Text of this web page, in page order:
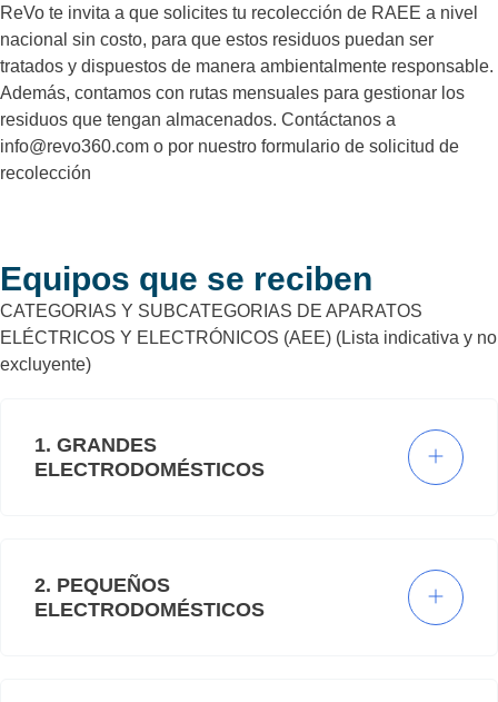
ReVo te invita a que solicites tu recolección de RAEE a nivel
nacional sin costo, para que estos residuos puedan ser
tratados y dispuestos de manera ambientalmente responsable.
Además, contamos con rutas mensuales para gestionar los
residuos que tengan almacenados. Contáctanos a
info@revo360.com o por nuestro formulario de solicitud de
recolección
Equipos que se reciben
CATEGORIAS Y SUBCATEGORIAS DE APARATOS
ELÉCTRICOS Y ELECTRÓNICOS (AEE) (Lista indicativa y no
excluyente)
1. GRANDES
ELECTRODOMÉSTICOS
2. PEQUEÑOS
ELECTRODOMÉSTICOS